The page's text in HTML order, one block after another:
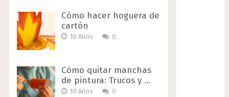
Cómo hacer hoguera de
cartón
10 Años 0
Cómo quitar manchas
de pintura: Trucos y …
10 Años 0